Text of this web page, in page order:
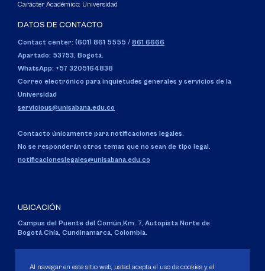
Carácter Académico: Universidad
DATOS DE CONTACTO
Contact center: (601) 861 5555 / 861 6666
Apartado: 53753, Bogotá.
WhatsApp: +57 3205164838
Correo electrónico para inquietudes generales y servicios de la
Universidad
servicious@unisabana.edu.co
Contacto únicamente para notificaciones legales.
No se responderán otros temas que no sean de tipo legal.
notificacioneslegales@unisabana.edu.co
UBICACIÓN
Campus del Puente del Común,Km. 7, Autopista Norte de
Bogotá.Chía, Cundinamarca, Colombia.
Personería Jurídica:Resolución 130 del 14 de enero de 1980.
Al navegar en este sitio web, usted acepta el uso de cookies y el